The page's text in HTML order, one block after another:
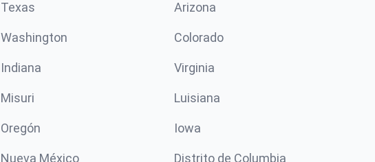
Texas Arizona
Washington Colorado
Indiana Virginia
Misuri Luisiana
Oregón Iowa
Nueva México Distrito de Columbia